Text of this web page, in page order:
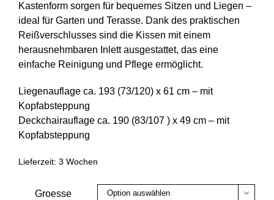
Kastenform sorgen für bequemes Sitzen und Liegen –
ideal für Garten und Terasse. Dank des praktischen
Reißverschlusses sind die Kissen mit einem
herausnehmbaren Inlett ausgestattet, das eine
einfache Reinigung und Pflege ermöglicht.
Liegenauflage ca. 193 (73/120) x 61 cm – mit
Kopfabsteppung
Deckchairauflage ca. 190 (83/107 ) x 49 cm – mit
Kopfabsteppung
Lieferzeit: 3 Wochen
Groesse 